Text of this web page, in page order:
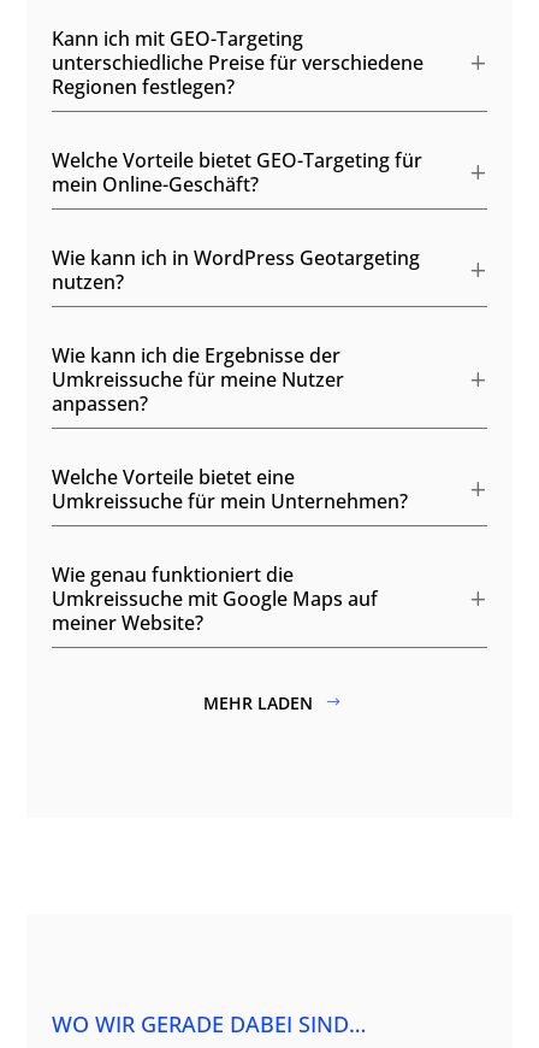
Kann ich mit GEO-Targeting
unterschiedliche Preise für verschiedene
Regionen festlegen?
Welche Vorteile bietet GEO-Targeting für
mein Online-Geschäft?
Wie kann ich in WordPress Geotargeting
nutzen?
Wie kann ich die Ergebnisse der
Umkreissuche für meine Nutzer
anpassen?
Welche Vorteile bietet eine
Umkreissuche für mein Unternehmen?
Wie genau funktioniert die
Umkreissuche mit Google Maps auf
meiner Website?
MEHR LADEN
WO WIR GERADE DABEI SIND…